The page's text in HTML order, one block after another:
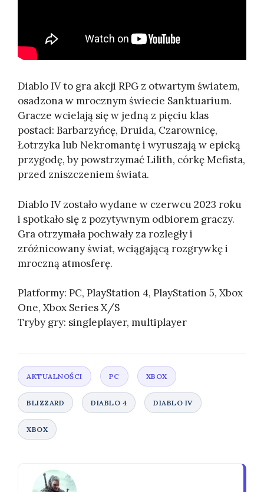
Diablo IV to gra akcji RPG z otwartym światem,
osadzona w mrocznym świecie Sanktuarium.
Gracze wcielają się w jedną z pięciu klas
postaci: Barbarzyńcę, Druida, Czarownicę,
Łotrzyka lub Nekromantę i wyruszają w epicką
przygodę, by powstrzymać Lilith, córkę Mefista,
przed zniszczeniem świata.
Diablo IV zostało wydane w czerwcu 2023 roku
i spotkało się z pozytywnym odbiorem graczy.
Gra otrzymała pochwały za rozległy i
zróżnicowany świat, wciągającą rozgrywkę i
mroczną atmosferę.
Platformy: PC, PlayStation 4, PlayStation 5, Xbox
One, Xbox Series X/S
Tryby gry: singleplayer, multiplayer